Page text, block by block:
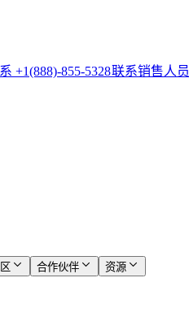
+1(888)-855-5328​​联系销售人员​​
合作伙伴​​
资源​​